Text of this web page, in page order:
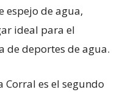
espejo de agua,
ideal para el
de deportes de agua.
Corral es el segundo